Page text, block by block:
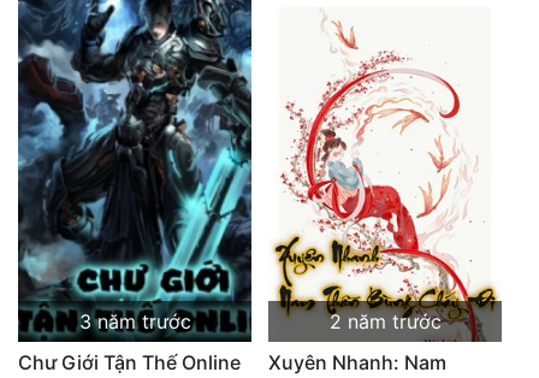
3 năm trước
Chư Giới Tận Thế Online
2 năm trước
Xuyên Nhanh: Nam